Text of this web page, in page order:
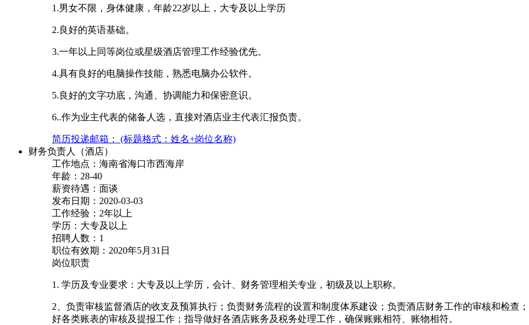
1.男女不限，身体健康，年龄22岁以上，大专及以上学历
2.良好的英语基础。
3.一年以上同等岗位或星级酒店管理工作经验优先。
4.具有良好的电脑操作技能，熟悉电脑办公软件。
5.良好的文字功底，沟通、协调能力和保密意识。
6..作为业主代表的储备人选，直接对酒店业主代表汇报负责。
简历投递邮箱： (标题格式：姓名+岗位名称)
财务负责人（酒店）
工作地点：海南省海口市西海岸
年龄：28-40
薪资待遇：面谈
发布日期：2020-03-03
工作经验：2年以上
学历：大专及以上
招聘人数：1
职位有效期：2020年5月31日
岗位职责
1. 学历及专业要求：大专及以上学历，会计、财务管理相关专业，初级及以上职称。
2、负责审核监督酒店的收支及预算执行；负责财务流程的设置和制度体系建设；负责酒店财务工作的审核和检查
好各类账表的审核及提报工作；指导做好各酒店账务及税务处理工作，确保账账相符、账物相符。